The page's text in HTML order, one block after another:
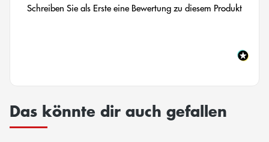
Schreiben Sie als Erste eine Bewertung zu diesem Produkt
Das könnte dir auch gefallen